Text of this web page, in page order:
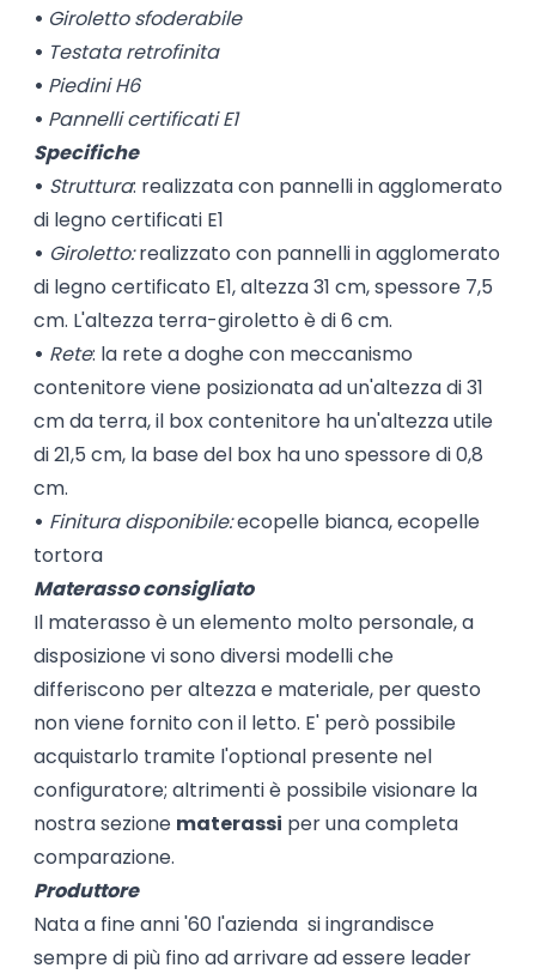
• Giroletto sfoderabile
• Testata retrofinita
• Piedini H6
• Pannelli certificati E1
Specifiche
• Struttura: realizzata con pannelli in agglomerato
di legno certificati E1
• Giroletto:realizzato con pannelli in agglomerato
di legno certificato E1, altezza 31 cm, spessore 7,5
cm. L'altezza terra-giroletto è di 6 cm.
• Rete: la rete a doghe con meccanismo
contenitore viene posizionata ad un'altezza di 31
cm da terra, il box contenitore ha un'altezza utile
di 21,5 cm, la base del box ha uno spessore di 0,8
cm.
• Finitura disponibile:ecopelle bianca, ecopelle
tortora
Materasso consigliato
Il materasso è un elemento molto personale, a
disposizione vi sono diversi modelli che
differiscono per altezza e materiale, per questo
non viene fornito con il letto. E' però possibile
acquistarlo tramite l'optional presente nel
configuratore; altrimenti è possibile visionare la
nostra sezione materassi per una completa
comparazione.
Produttore
Nata a fine anni '60 l'azienda si ingrandisce
sempre di più fino ad arrivare ad essere leader